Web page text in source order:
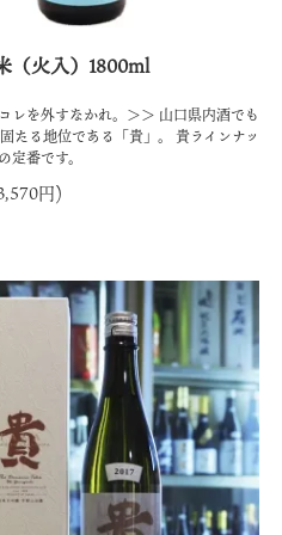
火入）1800ml
レを外すなかれ。＞＞ 山口県内酒でも
たる地位である「貴」。 貴ラインナッ
定番です。
円)